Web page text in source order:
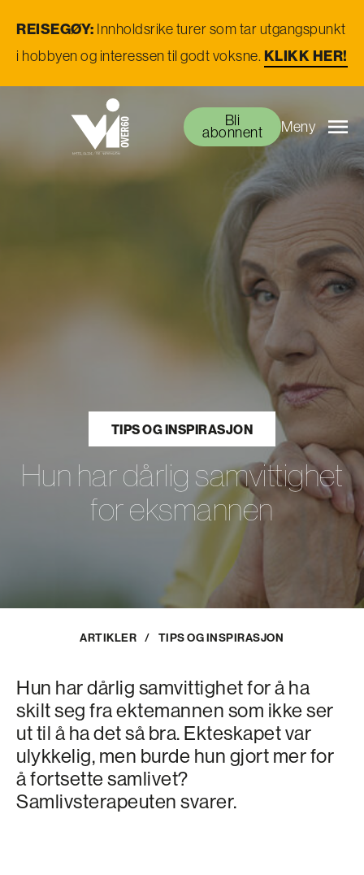
REISEGØY: Innholdsrike turer som tar utgangspunkt
i hobbyen og interessen til godt voksne. KLIKK HER!
Bli
abonnent Meny
TIPS OG INSPIRASJON
Hun har dårlig samvittighet
for eksmannen
ARTIKLER / TIPS OG INSPIRASJON
Hun har dårlig samvittighet for å ha
skilt seg fra ektemannen som ikke ser
ut til å ha det så bra. Ekteskapet var
ulykkelig, men burde hun gjort mer for
å fortsette samlivet?
Samlivsterapeuten svarer.